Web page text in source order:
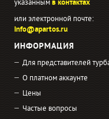
указаннымв контактах
или электронной почте:
info@apartos.ru
ИНФОРМАЦИЯ
Для представителей
О платном аккаунте
Цены
Частые вопросы